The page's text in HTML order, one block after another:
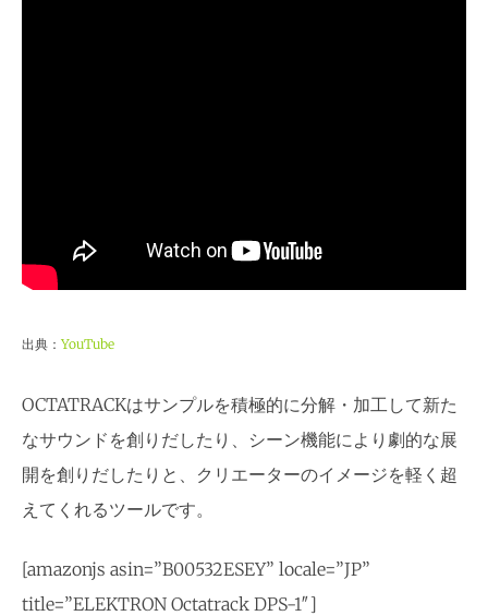
出典： YouTube
OCTATRACKはサンプルを積極的に分解・加工して新た
なサウンドを創りだしたり、シーン機能により劇的な展
開を創りだしたりと、クリエーターのイメージを軽く超
えてくれるツールです。
[amazonjs asin=”B00532ESEY” locale=”JP”
title=”ELEKTRON Octatrack DPS-1″]